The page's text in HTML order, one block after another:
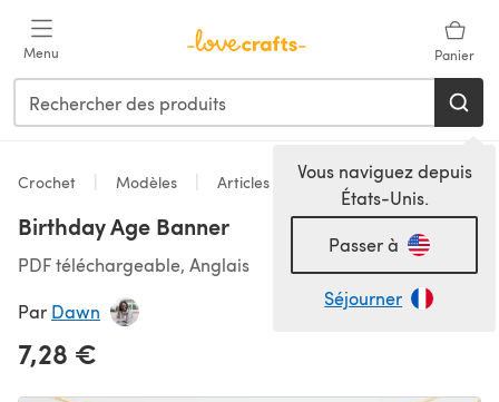
Menu Panier
Vous naviguez depuis
États-Unis.
Passer à
Séjourner
Crochet Modèles Articles pour la maison
Birthday Age Banner
PDF téléchargeable, Anglais
Par Dawn
7,28 €